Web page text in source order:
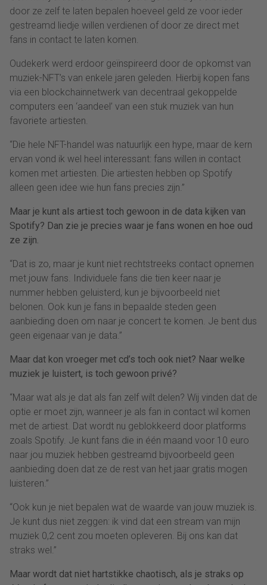
door ze zelf te laten bepalen hoeveel geld ze voor ieder
gestreamd liedje willen verdienen of door ze direct met
fans in contact te laten komen.
Oudekerk werd erdoor geïnspireerd door de opkomst van
muziek-NFT’s van enkele jaren geleden. Hierbij kopen fans
via een blockchainnetwerk van decentraal gekoppelde
computers een ‘aandeel’ van een stuk muziek van hun
favoriete artiesten.
“Die hele NFT-handel was natuurlijk een hype, maar de kern
ervan vond ik wel heel interessant: fans willen in contact
komen met artiesten. Die artiesten hebben op Spotify
alleen geen idee wie hun fans precies zijn.”
Maar je kunt als artiest toch gewoon in de data kijken van
Spotify? Dan zie je precies waar je fans wonen en hoe oud
ze zijn.
“Dat is zo, maar je kunt niet rechtstreeks contact opnemen
met jouw fans. Individuele fans die tien keer naar je
nummer hebben geluisterd, kun je bijvoorbeeld niet
belonen. Ook kun je fans in bepaalde steden geen
aanbieding doen om naar je concert te komen. Je bent dus
geen eigenaar van je data.”
Maar dat kon vroeger met cd’s toch ook niet? Naar welke
muziek je luistert, is toch gewoon privé?
“Maar wat als je dat als fan zelf wilt delen? Wij vinden dat de
optie er moet zijn, wanneer je als fan in contact wil komen
met de artiest. Dat wordt nu geblokkeerd door platforms
zoals Spotify. Je kunt fans die in één maand voor 10 euro
naar jou muziek hebben gestreamd bijvoorbeeld geen
aanbieding doen dat ze de rest van het jaar gratis mogen
luisteren.”
“Ook kun je niet bepalen wat de waarde van jouw muziek is.
Je kunt dus niet zeggen: ik vind dat een stream van mijn
muziek 0,2 cent zou moeten opleveren. Bij ons kan dat
straks wel.”
Maar wordt dat niet hartstikke chaotisch, als je straks op